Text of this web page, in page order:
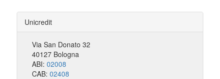
Unicredit
Via San Donato 32
40127 Bologna
ABI: 02008
CAB: 02408